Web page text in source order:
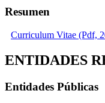
Resumen
Curriculum Vitae (Pdf,
ENTIDADES
Entidades Públicas